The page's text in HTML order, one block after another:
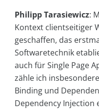
Philipp Tarasiewicz:
Kontext clientseitiger
geschaffen, das
Softwaretechnik
auch für Single Page
zähle ich
Binding und
Dependency Injection